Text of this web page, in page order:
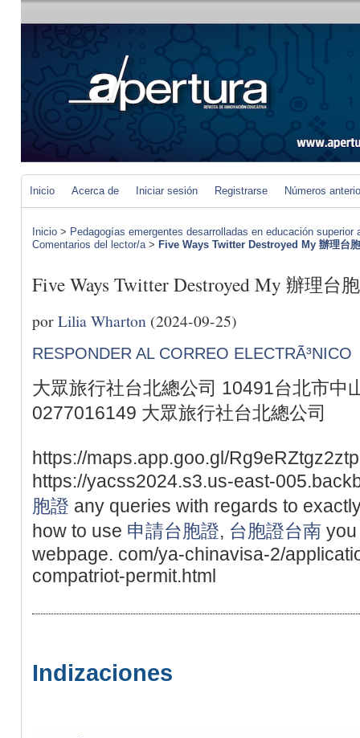
Inicio Acerca de Iniciar sesión Registrarse Números
Inicio > Pedagogías emergentes desarrolladas en educación
Comentarios del lector/a> Five Ways Twitter Destroyed My 辦理台
Five Ways Twitter Destroyed My 辦理台
porLilia Wharton (2024-09-25)
RESPONDER AL CORREO ELECTRÃ³NICO
大眾旅行社台北總公司 10491台北市中
0277016149 大眾旅行社台北總公司
https://maps.app.goo.gl/
https://yacss2024.s3.us-east-
胞證 any queries with regards to
how to use 申請台胞證, 台胞證台南
webpage. com/ya-chinavisa-2/
compatriot-permit.html
Indizaciones